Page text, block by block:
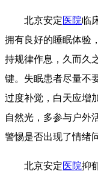
北京安定医院临
拥有良好的睡眠体验
持规律作息，久而久
键。失眠患者尽量不
过度补觉，白天应增
自然光，多参与户外
警惕是否出现了情绪
北京安定医院抑